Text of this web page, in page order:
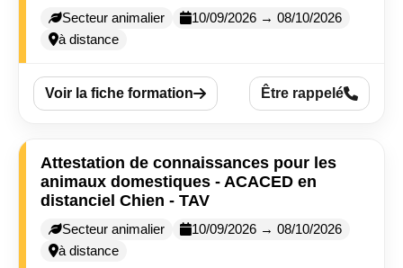
Secteur animalier
10/09/2026 → 08/10/2026
à distance
Voir la fiche formation Être rappelé
Attestation de connaissances pour les
animaux domestiques - ACACED en
distanciel Chien - TAV
Secteur animalier
10/09/2026 → 08/10/2026
à distance